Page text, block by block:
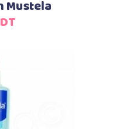
Mustela
DT